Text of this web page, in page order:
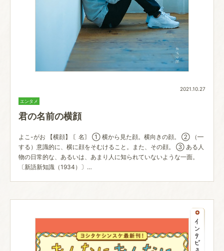
2021.10.27
エンタメ
君の名前の横顔
よこ-がお 【横顔】 〘名〙 ① 横から見た顔。横向きの顔。 ② （━
する）意識的に、横に顔をそむけること。また、その顔。 ③ ある人
物の日常的な、あるいは、あまり人に知られていないような一面。
〔新語新知識（1934）〕…